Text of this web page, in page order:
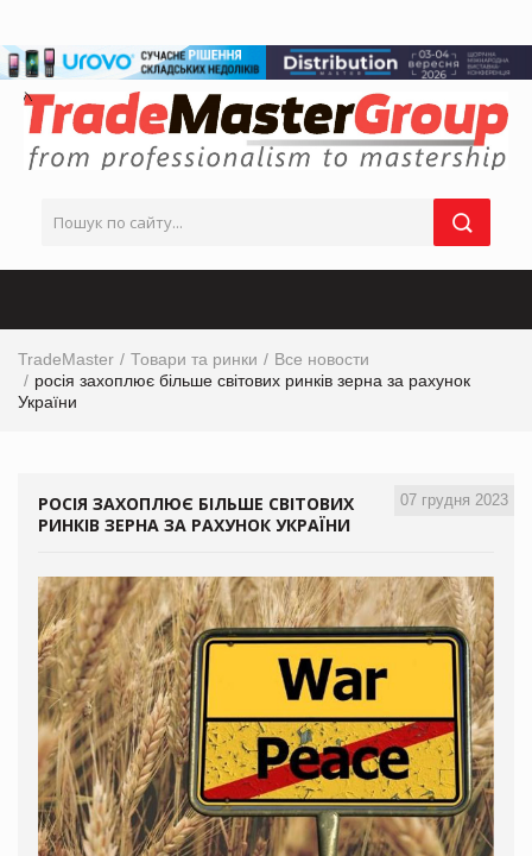
TradeMaster Товари та ринки
Все новости
росія захоплює більше світових ринків зерна за рахунок
України
07 грудня 2023
РОСІЯ ЗАХОПЛЮЄ БІЛЬШЕ СВІТОВИХ
РИНКІВ ЗЕРНА ЗА РАХУНОК УКРАЇНИ